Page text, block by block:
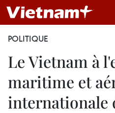
POLITIQUE
Le Vietnam à
maritime et
internationale